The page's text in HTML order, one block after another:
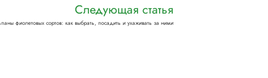
Следующая статья
фиолетовых сортов: как выбрать, посадить и ухаживать за ними